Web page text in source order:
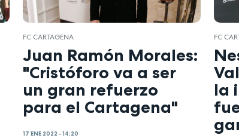
FC CARTAGENA
Juan Ramón Morales:
"Cristóforo va a ser
un gran refuerzo
para el Cartagena"
17 ENE 2022 - 14:20
FC
la